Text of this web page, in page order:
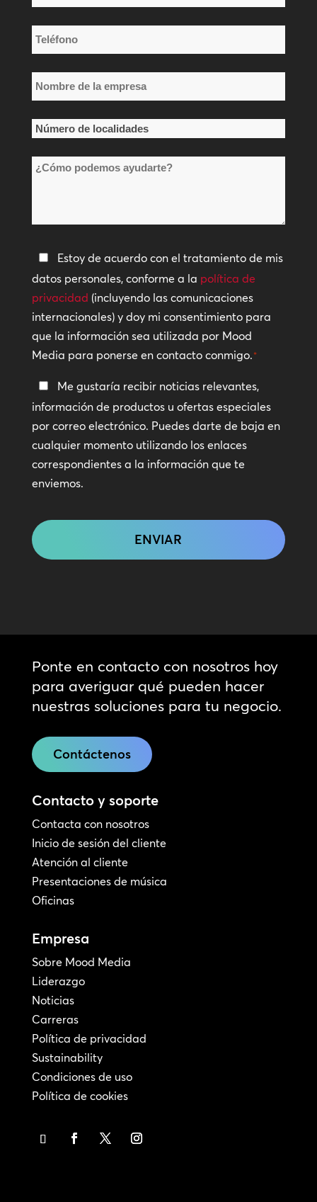
*
Teléfono
*
Nombre
de
la
empresa
*
Número
localidades
¿Cómo
Política
de
privacidad
*
Estoy de acuerdo con el tratamiento de mis
datos personales, conforme a la política de
privacidad (incluyendo las comunicaciones
internacionales) y doy mi consentimiento para
que la información sea utilizada por Mood
Media para ponerse en contacto conmigo.*
Manténte
en
contacto
Me gustaría recibir noticias relevantes,
información de productos u ofertas especiales
por correo electrónico. Puedes darte de baja en
cualquier momento utilizando los enlaces
correspondientes a la información que te
enviemos.
Ponte en contacto con nosotros hoy
para averiguar qué pueden hacer
nuestras soluciones para tu negocio.
Contáctenos
Contacto y soporte
Contacta con nosotros
Inicio de sesión del cliente
Atención al cliente
Presentaciones de música
Oficinas
Empresa
Sobre Mood Media
Liderazgo
Noticias
Carreras
Política de privacidad
Sustainability
Condiciones de uso
Política de cookies